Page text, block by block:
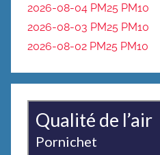
2026-08-04 PM25 PM10
2026-08-03 PM25 PM10
2026-08-02 PM25 PM10